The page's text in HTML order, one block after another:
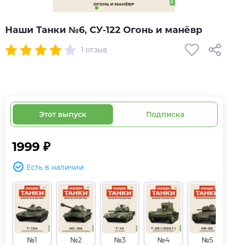
Наши Танки №6, СУ-122 Огонь и манёвр
1 отзыв
Этот выпуск Подписка
1999 ₽
Есть в наличии
№1 №2 №3 №4 №5